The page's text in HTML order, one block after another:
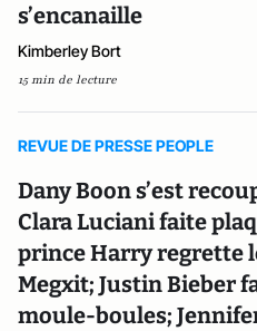
s’encanaille
Kimberley Bort
15 min de lecture
REVUE DE PRESSE PEOPLE
Dany Boon s’est
Clara Luciani faite
prince Harry regrette
Megxit; Justin Bieber
moule-boules;